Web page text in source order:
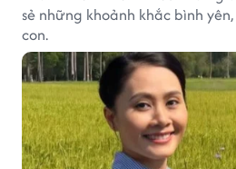
sẻ những khoảnh khắc bình
con.